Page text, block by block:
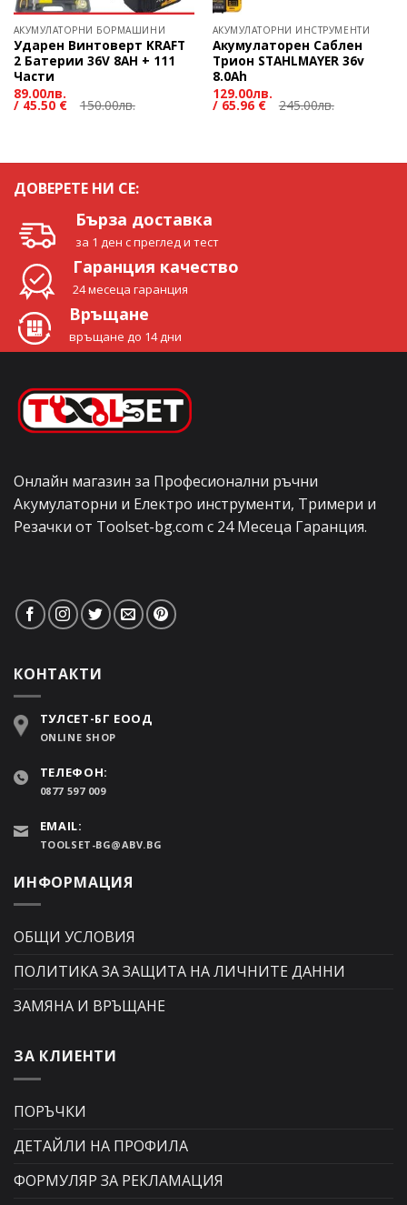
АКУМУЛАТОРНИ БОРМАШИНИ
Ударен Винтоверт KRAFT
2 Батерии 36V 8AH + 111
Части
89.00лв.
/ 45.50 € 150.00лв.
АКУМУЛАТОРНИ ИНСТРУМЕНТИ
Акумулаторен Саблен
Трион STAHLMAYER 36v
8.0Ah
129.00лв.
/ 65.96 € 245.00лв.
ДОВЕРЕТЕ НИ СЕ:
Бърза доставка
за 1 ден с преглед и тест
Гаранция качество
24 месеца гаранция
Връщане
връщане до 14 дни
Онлайн магазин за Професионални ръчни
Акумулаторни и Електро инструменти, Тримери и
Резачки от Toolset-bg.com с 24 Месеца Гаранция.
КОНТАКТИ
ТУЛСЕТ-БГ ЕООД
ONLINE SHOP
ТЕЛЕФОН:
0877 597 009
EMAIL:
TOOLSET-BG@ABV.BG
ИНФОРМАЦИЯ
ОБЩИ УСЛОВИЯ
ПОЛИТИКА ЗА ЗАЩИТА НА ЛИЧНИТЕ ДАННИ
ЗАМЯНА И ВРЪЩАНЕ
ЗА КЛИЕНТИ
ПОРЪЧКИ
ДЕТАЙЛИ НА ПРОФИЛА
ФОРМУЛЯР ЗА РЕКЛАМАЦИЯ